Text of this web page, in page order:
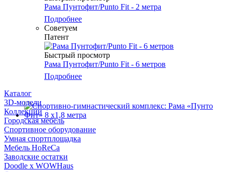
Рама Пунтофит/Punto Fit - 2 метра
Подробнее
Советуем
Патент
Быстрый просмотр
Рама Пунтофит/Punto Fit - 6 метров
Подробнее
Каталог
3D-модели
Коллекции
Городская мебель
Спортивное оборудование
Умная спортплощадка
Мебель HoReCa
Заводские остатки
Doodle x WOWHaus